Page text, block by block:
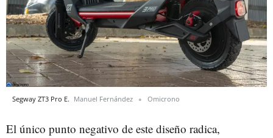
Segway ZT3 Pro E. Manuel Fernández Omicrono
El único punto negativo de este diseño radica,